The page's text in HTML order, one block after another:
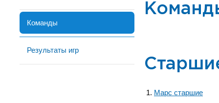
Команды
Результаты игр
Марс старшие